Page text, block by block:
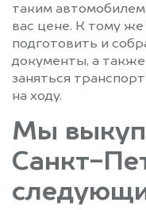
таким
вас цене. К тому
подготовить и
документы, а
заняться
на ходу.
Мы
Санкт-